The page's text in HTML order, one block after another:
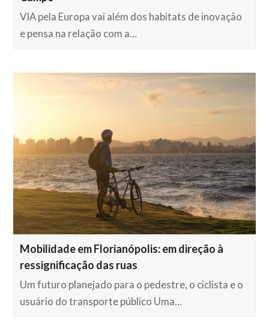
VIA pela Europa vai além dos habitats de inovação
e pensa na relação com a…
Mobilidade em Florianópolis: em direção à
ressignificação das ruas
Um futuro planejado para o pedestre, o ciclista e o
usuário do transporte público Uma…